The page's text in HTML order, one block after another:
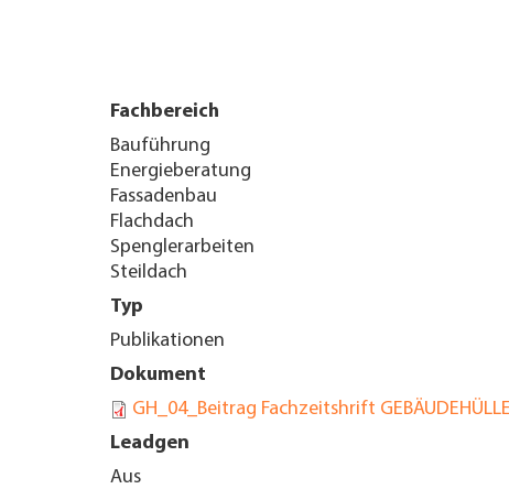
Fachbereich
Bauführung
Energieberatung
Fassadenbau
Flachdach
Spenglerarbeiten
Steildach
Typ
Publikationen
Dokument
GH_04_Beitrag Fachzeitshrift
Leadgen
Aus